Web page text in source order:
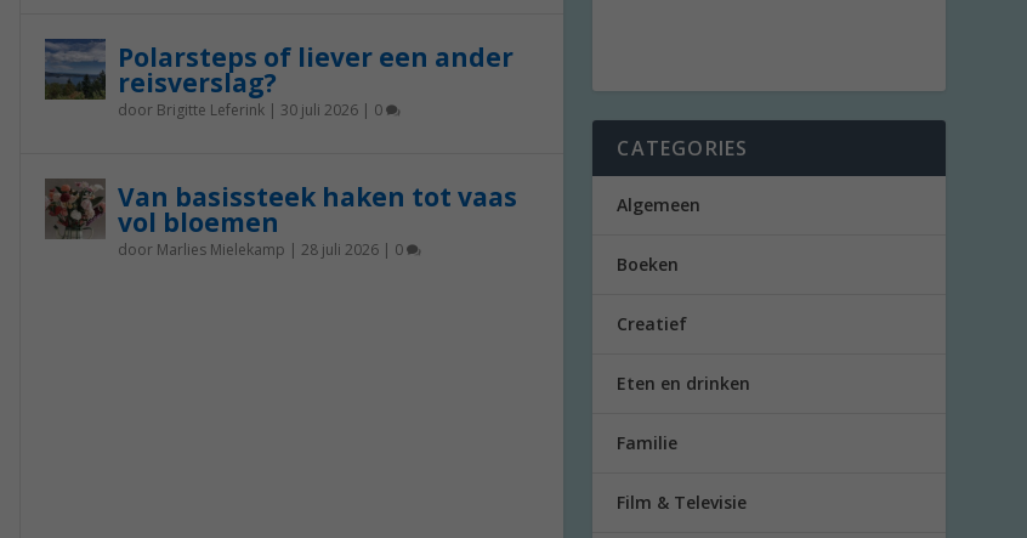
Polarsteps of liever een ander
reisverslag?
door Brigitte Leferink| 30 juli 2026| 0
Van basissteek haken tot vaas
vol bloemen
door Marlies Mielekamp | 28 juli 2026| 0
CATEGORIES
Algemeen
Boeken
Creatief
Eten en drinken
Familie
Film & Televisie